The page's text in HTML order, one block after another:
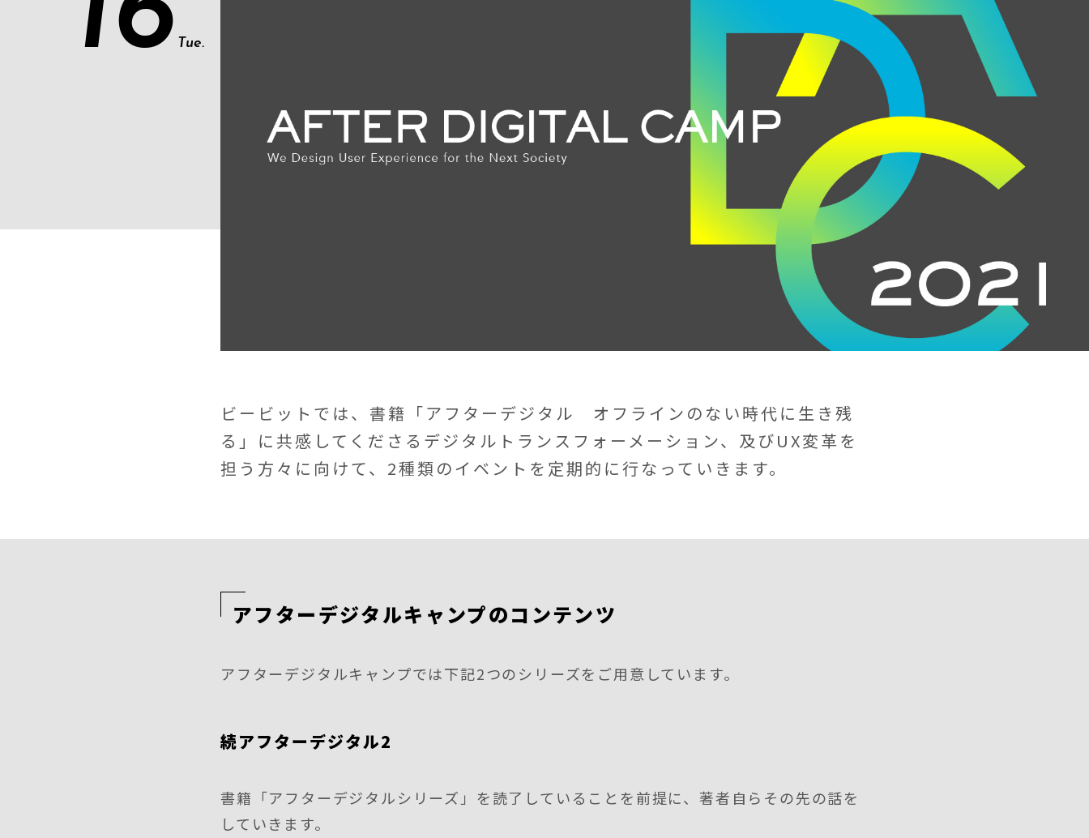
Tue.
ビービットでは、書籍「アフターデジタル オフラインのない時代に生き残
る」に共感してくださるデジタルトランスフォーメーション、及びUX変革を
担う方々に向けて、2種類のイベントを定期的に行なっていきます。
アフターデジタルキャンプのコンテンツ
アフターデジタルキャンプでは下記2つのシリーズをご用意しています。
続アフターデジタル2
書籍「アフターデジタルシリーズ」を読了していることを前提に、著者自らその先の話を
していきます。